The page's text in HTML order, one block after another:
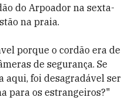
do Arpoador na sexta-
na praia.
porque o cordão era de
de segurança. Se
aqui, foi desagradável ser
para os estrangeiros?"